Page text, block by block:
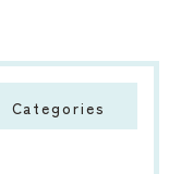
Categories